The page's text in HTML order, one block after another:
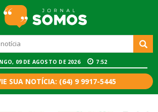
09 DE AGOSTO DE 2026 7:52
SUA NOTÍCIA: (64) 9 9917-5445